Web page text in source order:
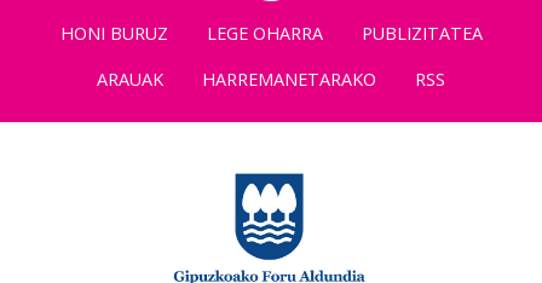
HONI BURUZ LEGE OHARRA
PUBLIZITATEA
ARAUAK
HARREMANETARAKO RSS